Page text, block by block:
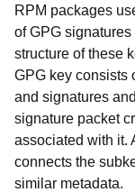
RPM packages
of GPG signatures
structure of these
GPG key consists
and signatures
signature packet
associated with it.
connects the
similar metadata.